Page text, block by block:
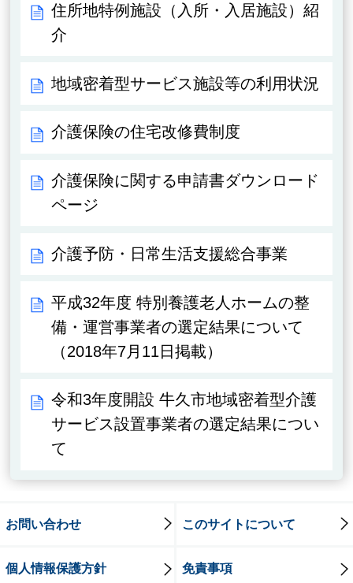
住所地特例施設（入所・入居施設）紹
介
地域密着型サービス施設等の利用状況
介護保険の住宅改修費制度
介護保険に関する申請書ダウンロード
ページ
介護予防・日常生活支援総合事業
平成32年度 特別養護老人ホームの整
備・運営事業者の選定結果について
（2018年7月11日掲載）
令和3年度開設 牛久市地域密着型介護
サービス設置事業者の選定結果につい
て
お問い合わせ このサイトについて
個人情報保護方針 免責事項